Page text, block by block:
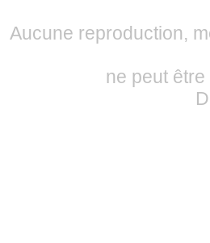
Aucune reproduction,
ne peut